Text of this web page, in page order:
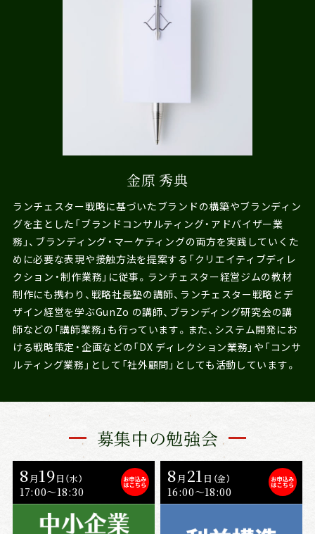
金原 秀典
ランチェスター戦略に基づいたブランドの構築やブランディン
グを主とした「ブランドコンサルティング・アドバイザー業
務」、ブランディング・マーケティングの両方を実践していくた
めに必要な表現や接触方法を提案する「クリエイティブディレ
クション・制作業務」に従事。ランチェスター経営ジムの教材
制作にも携わり、戦略社長塾の講師、ランチェスター戦略とデ
ザイン経営を学ぶGunZo の講師、ブランディング研究会の講
師などの「講師業務」も行っています。また、システム開発にお
ける戦略策定・企画などの「DX ディレクション業務」や「コンサ
ルティング業務」として「社外顧問」としても活動しています。
募集中の勉強会
8月19日 （水）
17:00〜18:30
8月 21 日 （金）
16:00〜18:00